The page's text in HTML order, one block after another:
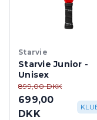
Starvie
Starvie Junior -
Unisex
899,00 DKK
699,00
DKK